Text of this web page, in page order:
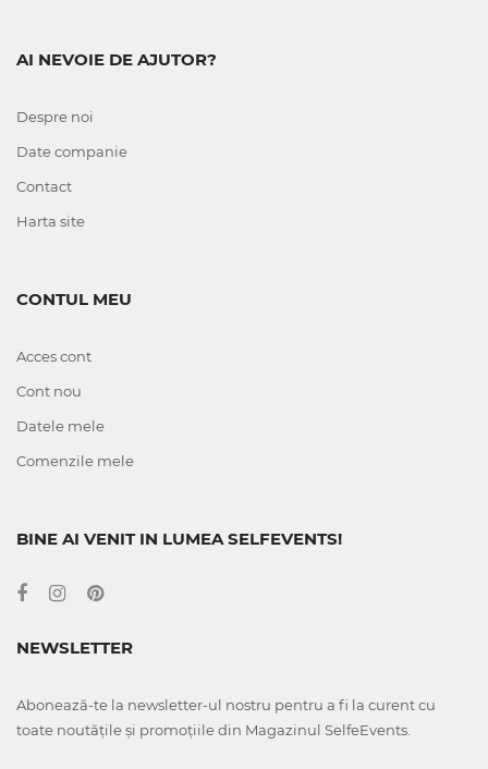
AI NEVOIE DE AJUTOR?
Despre noi
Date companie
Contact
Harta site
CONTUL MEU
Acces cont
Cont nou
Datele mele
Comenzile mele
BINE AI VENIT IN LUMEA SELFEVENTS!
NEWSLETTER
Abonează-te la newsletter-ul nostru pentru a fi la curent cu
toate noutățile și promoțiile din Magazinul SelfeEvents.